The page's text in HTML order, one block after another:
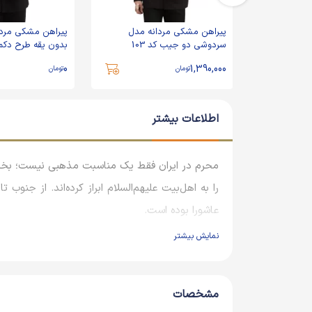
پیراهن مشکی مردانه مدل
سردوشی دو جیب کد 103
1,390,000تومان
پیراهن مشکی
بدون یقه طرح
0تومان
اطلاعات بیشتر
محرم در ایران فقط یک مناسبت مذهبی نیست؛
را به اهل‌بیت علیهم‌السلام ابراز کرده‌اند. از
عاشورا بوده است.
در میان این مناطق، آذربایجان جایگاه
خطه را بازتاب می‌داده‌اند.
نمایش بیشتر
مشخصات